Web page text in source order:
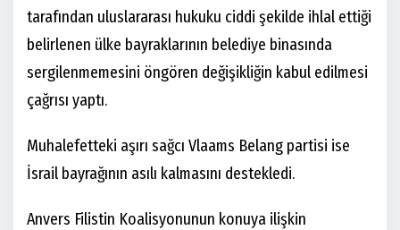
tarafından uluslararası hukuku ciddi şekilde ihlal ettiği
belirlenen ülke bayraklarının belediye binasında
sergilenmemesini öngören değişikliğin kabul edilmesi
çağrısı yaptı.
Muhalefetteki aşırı sağcı Vlaams Belang partisi ise
İsrail bayrağının asılı kalmasını destekledi.
Anvers Filistin Koalisyonunun konuya ilişkin